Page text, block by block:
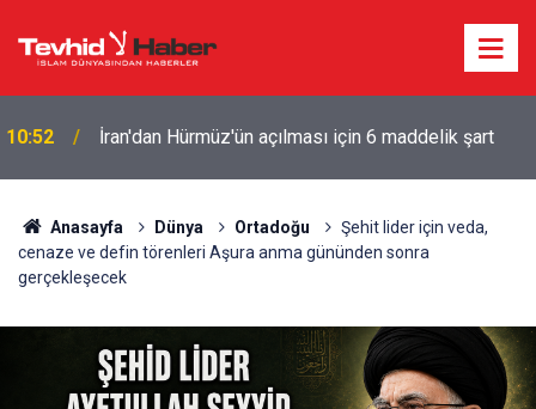
10:40
BATI ŞERİA’DA EŞ ZAMANLI BASKINLAR: EVLER
VE ARAÇLAR HEDEFTE
Anasayfa Dünya Ortadoğu
Şehit lider için veda,
cenaze ve defin törenleri Aşura anma gününden sonra
gerçekleşecek